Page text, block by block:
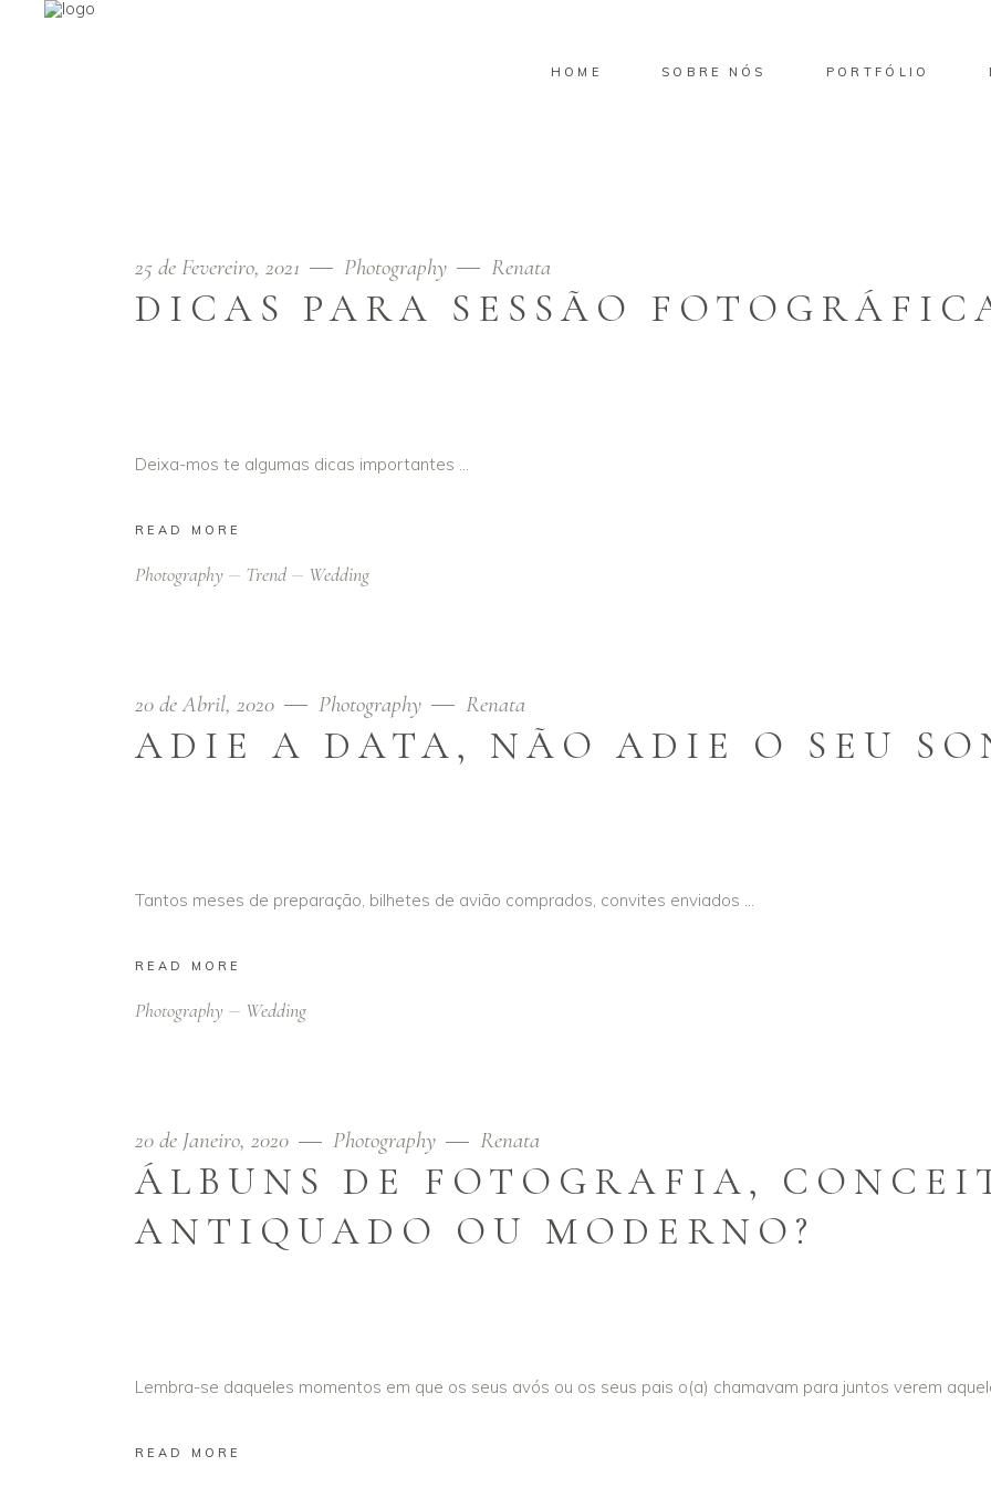
HOME SOBRE NÓS PORTFÓLIO
25 de Fevereiro, 2021 Photography Renata
DICAS PARA SESSÃO
Deixa-mos te algumas dicas importantes
READ MORE
Photography Trend Wedding
20 de Abril, 2020 Photography Renata
ADIE A DATA, NÃO ADIE O SEU
Tantos meses de preparação, bilhetes de avião comprados, convites enviados
READ MORE
Photography Wedding
20 de Janeiro, 2020 Photography Renata
ÁLBUNS DE FOTOGRAFIA,
ANTIQUADO OU MODERNO?
Lembra-se daqueles momentos em que os seus avós ou os seus pais o(a) chamavam para juntos verem
READ MORE